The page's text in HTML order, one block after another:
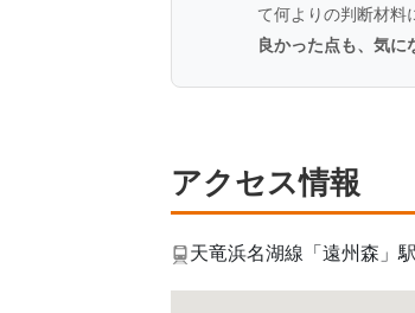
て何よりの判断材料
良かった点も、気に
アクセス情報
天竜浜名湖線「遠州森」